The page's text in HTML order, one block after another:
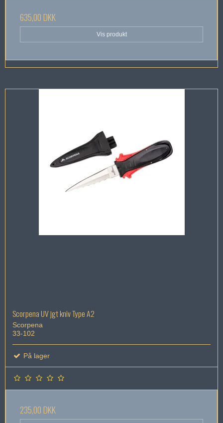
635,00 DKK
Vis produkt
Scorpena UV jgt kniv Type A2
Scorpena
33-102
På lager
235,00 DKK